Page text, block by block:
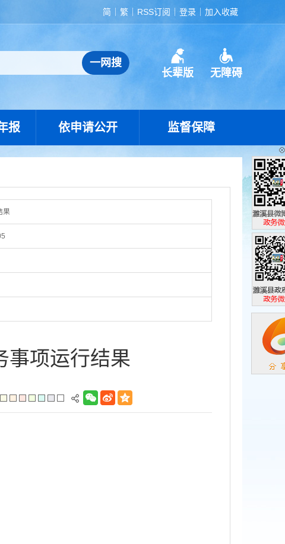
简 繁 RSS订阅 登录 加入收藏
长辈版 无障碍
报 依申请公开 监督保障
果
事项运行结果
濉溪县政
政务微博
濉溪县政
政务微信